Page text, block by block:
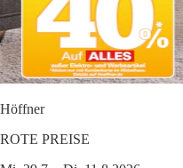
Höffner
ROTE PREISE